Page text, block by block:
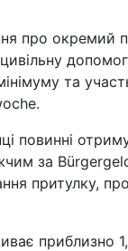
про окремий
та
повинні
за
притулку,
приблизно